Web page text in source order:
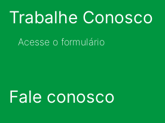
Trabalhe Conosco
Acesse o formulário
Fale conosco